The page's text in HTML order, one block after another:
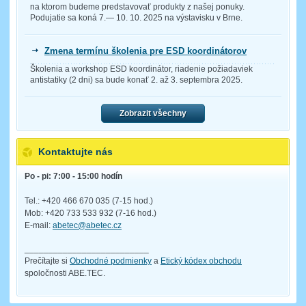
na ktorom budeme predstavovať produkty z našej ponuky.
Podujatie sa koná 7.— 10. 10. 2025 na výstavisku v Brne.
Zmena termínu školenia pre ESD koordinátorov
Školenia a workshop ESD koordinátor, riadenie požiadaviek
antistatiky (2 dni) sa bude konať 2. až 3. septembra 2025.
Zobrazit všechny
Kontaktujte nás
Po - pi: 7:00 - 15:00 hodín
Tel.: +420 466 670 035 (7-15 hod.)
Mob: +420 733 533 932 (7-16 hod.)
E-mail: abetec@abetec.cz
Prečítajte si Obchodné podmienky a Etický kódex obchodu
spoločnosti ABE.TEC.